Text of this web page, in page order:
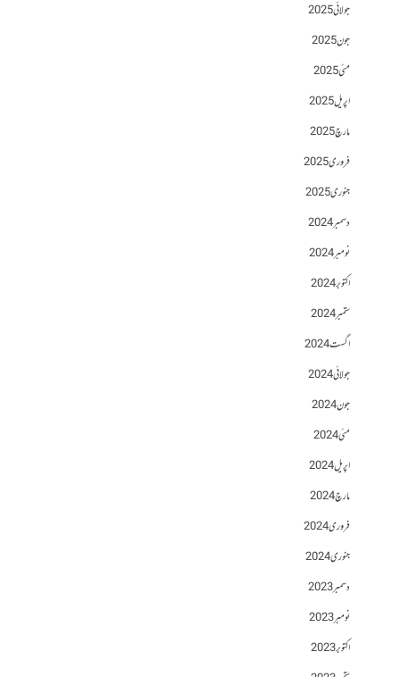
جولائی 2025
جون 2025
مئی 2025
اپریل 2025
مارچ 2025
فروری 2025
جنوری 2025
دسمبر 2024
نومبر 2024
اکتوبر 2024
ستمبر 2024
اگست 2024
جولائی 2024
جون 2024
مئی 2024
اپریل 2024
مارچ 2024
فروری 2024
جنوری 2024
دسمبر 2023
نومبر 2023
اکتوبر 2023